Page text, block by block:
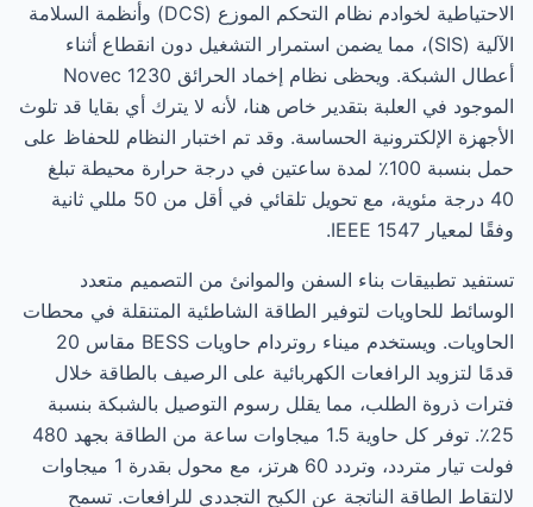
الاحتياطية لخوادم نظام التحكم الموزع (DCS) وأنظمة السلامة
الآلية (SIS)، مما يضمن استمرار التشغيل دون انقطاع أثناء
أعطال الشبكة. ويحظى نظام إخماد الحرائق Novec 1230
الموجود في العلبة بتقدير خاص هنا، لأنه لا يترك أي بقايا قد تلوث
الأجهزة الإلكترونية الحساسة. وقد تم اختبار النظام للحفاظ على
حمل بنسبة 100٪ لمدة ساعتين في درجة حرارة محيطة تبلغ
40 درجة مئوية، مع تحويل تلقائي في أقل من 50 مللي ثانية
وفقًا لمعيار IEEE 1547.
تستفيد تطبيقات بناء السفن والموانئ من التصميم متعدد
الوسائط للحاويات لتوفير الطاقة الشاطئية المتنقلة في محطات
الحاويات. ويستخدم ميناء روتردام حاويات BESS مقاس 20
قدمًا لتزويد الرافعات الكهربائية على الرصيف بالطاقة خلال
فترات ذروة الطلب، مما يقلل رسوم التوصيل بالشبكة بنسبة
25٪. توفر كل حاوية 1.5 ميجاوات ساعة من الطاقة بجهد 480
فولت تيار متردد، وتردد 60 هرتز، مع محول بقدرة 1 ميجاوات
لالتقاط الطاقة الناتجة عن الكبح التجددي للرافعات. تسمح